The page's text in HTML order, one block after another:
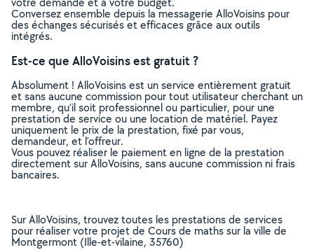
Conversez ensemble depuis la messagerie AlloVoisins pour
des échanges sécurisés et efficaces grâce aux outils
intégrés.
Est-ce que AlloVoisins est gratuit ?
Absolument ! AlloVoisins est un service entièrement gratuit
et sans aucune commission pour tout utilisateur cherchant un
membre, qu’il soit professionnel ou particulier, pour une
prestation de service ou une location de matériel. Payez
uniquement le prix de la prestation, fixé par vous,
demandeur, et l’offreur.
Vous pouvez réaliser le paiement en ligne de la prestation
directement sur AlloVoisins, sans aucune commission ni frais
bancaires.
Sur AlloVoisins, trouvez toutes les prestations de services
pour réaliser votre projet de Cours de maths sur la ville de
Montgermont (Ille-et-vilaine, 35760)